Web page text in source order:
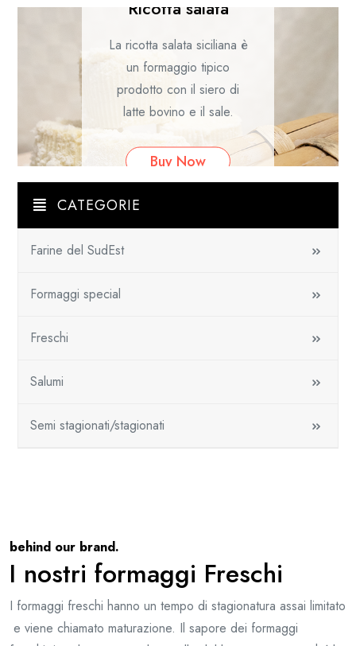
vasche di vinacce fresche
appena svinate ma non del
tutto spremute, che siano
dunque ancora morbide.
In questo modo la crosta e
anche la pasta assumono
CATEGORIE
Farine del SudEst
Formaggi special
Freschi
Salumi
Semi stagionati/stagionati
behind our brand.
I nostri formaggi Freschi
I formaggi freschi hanno un tempo di stagionatura assai limitato
e viene chiamato maturazione. Il sapore dei formaggi